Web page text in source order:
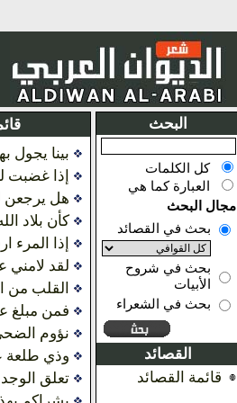
البحث
كل الكلمات
العبارة كما هي
مجال البحث
بحث في القصائد
بحث في شروح
الأبيات
بحث في الشعراء
القصائد
قائمة القصائد
بينا يجول
إذا غضبت
هل يرجعن
كأن بلاد
إذا المرء
لقد لامني
القلب من
فمن مبلغ
نؤوم
وذي طلعة
تعلق الوجد